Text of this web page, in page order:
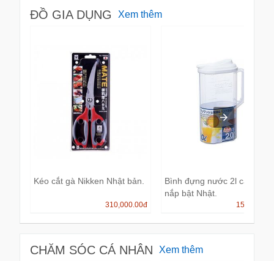
ĐỒ GIA DỤNG Xem thêm
Kéo cắt gà Nikken Nhật bản.
310,000.00đ
Bình đựng nước 2l cao câp
nắp bật Nhật.
150,000.00
CHĂM SÓC CÁ NHÂN Xem thêm